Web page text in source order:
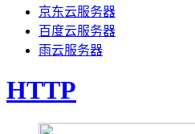
京东云服务器
百度云服务器
雨云服务器
HTTP